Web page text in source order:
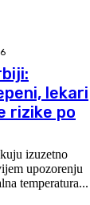
lekari
rizike po
izuzetno
upozorenju
temperatura...